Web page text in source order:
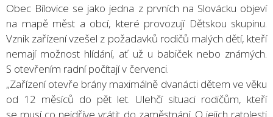
Obec Bílovice se jako jedna z prvních na Slovácku objeví
na mapě měst a obcí, které provozují Dětskou skupinu.
Vznik zařízení vzešel z požadavků rodičů malých dětí, kteří
nemají možnost hlídání, ať už u babiček nebo známých.
S otevřením radní počítají v červenci.
„Zařízení otevře brány maximálně dvanácti dětem ve věku
od 12 měsíců do pět let. Ulehčí situaci rodičům, kteří
se musí co nejdříve vrátit do zaměstnání. O jejich ratolesti